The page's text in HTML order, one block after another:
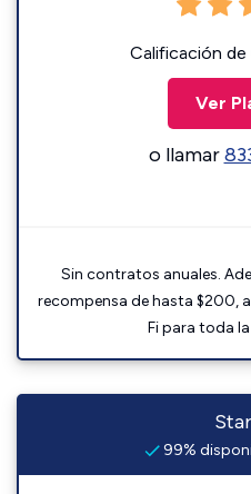
Calificación
Ver
o llamar
Sin contratos anuales.
recompensa de hasta $200,
Fi para toda la
99%